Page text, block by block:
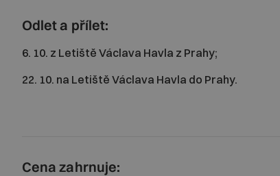
Odlet a přílet:
6. 10. z Letiště Václava Havla z Prahy;
22. 10. na Letiště Václava Havla do Prahy.
Cena zahrnuje: